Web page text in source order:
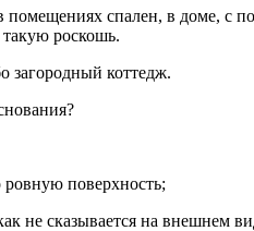
помещениях спален, в доме,
роскошь.
загородный коттедж.
ровную поверхность;
не сказывается на внешнем